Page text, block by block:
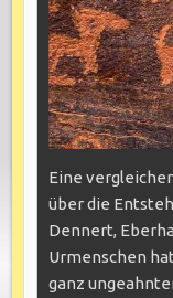
Eine
über die
Dennert,
Urmenschen
ganz